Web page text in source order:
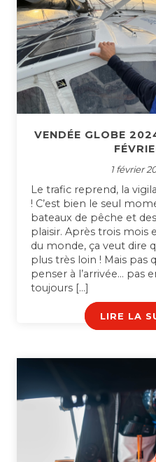
VENDÉE GLOBE
1 février
Le trafic reprend, la
! C’est bien le seul
bateaux de pêche et
plaisir. Après trois mois
du monde, ça veut dire
plus très loin ! Mais pas
penser à l’arrivée… pas
toujours […]
LIRE LA